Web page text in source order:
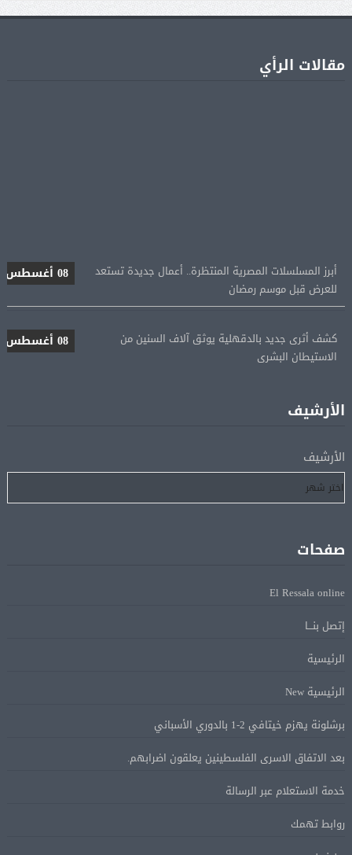
مقالات الرأي
للعرض قبل موسم رمضان
الاستيطان البشرى
المؤهلة لأولمبياد 2028
إسبانيا تعيد فرض الرقابة على حدودها مع إيطاليا وسط
خلاف متصاعد بشأن الهجرة
للسفن فى هرمز
الرئيس الإيرانى: الظروف الراهنة فرصة للتوصل إلى اتفاق
Alcool américain au Canada: «Carney risque d’être pris en
«Aucune négociation ne peut être bonne avec
spécialiste en droit commercial
إلى 6,4%
الأرشيف
الأرشيف
صفحات
El Ressala online
إتصل بنـــا
الرئيسية
الرئيسية New
برشلونة يهزم خيتافي 2-1 بالدوري الأسباني
بعد الاتفاق الاسرى الفلسطينين يعلقون اضرابهم.
خدمة الاستعلام عبر الرسالة
روابط تهمك